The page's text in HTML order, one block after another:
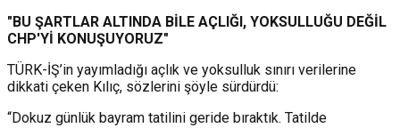
"BU ŞARTLAR ALTINDA BİLE AÇLIĞI, YOKSULLUĞU DEĞİL
CHP'Yİ KONUŞUYORUZ"
TÜRK-İŞ’in yayımladığı açlık ve yoksulluk sınırı verilerine
dikkati çeken Kılıç, sözlerini şöyle sürdürdü:
“Dokuz günlük bayram tatilini geride bıraktık. Tatilde